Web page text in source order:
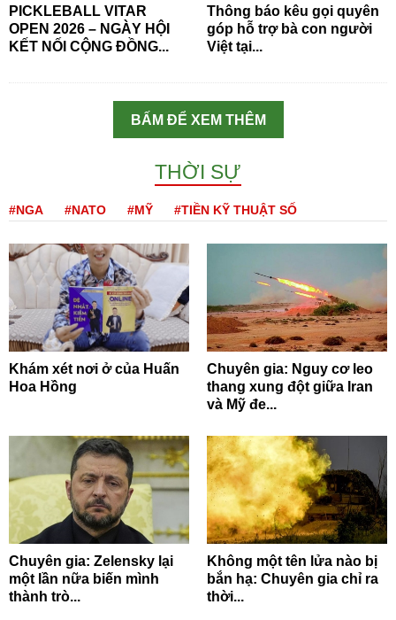
PICKLEBALL VITAR
OPEN 2026 – NGÀY HỘI
KẾT NỐI CỘNG ĐỒNG...
Thông báo kêu gọi quyên
góp hỗ trợ bà con người
Việt tại...
BẤM ĐỂ XEM THÊM
THỜI SỰ
#NGA #NATO #MỸ #TIỀN KỸ THUẬT SỐ
Khám xét nơi ở của Huấn
Hoa Hồng
Chuyên gia: Nguy cơ leo
thang xung đột giữa Iran
và Mỹ đe...
Chuyên gia: Zelensky lại
một lần nữa biến mình
thành trò...
Không một tên lửa nào bị
bắn hạ: Chuyên gia chỉ ra
thời...